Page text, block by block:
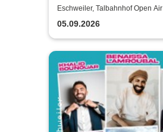
Eschweiler, Talbahnhof Open Air
05.09.2026